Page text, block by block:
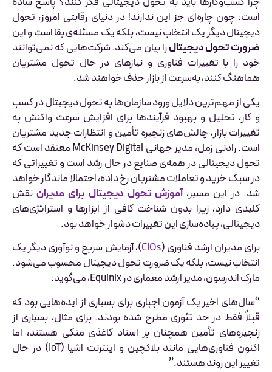
است: چون چاره‌ای جز این ندارند! در دنیای رقابتی امروز، تحول
دیجیتال دیگر یک انتخاب نیست، بلکه یک مسئله‌ی بقا است و این
ضرورت تحول دیجیتالرا بیان می‌کند. شرکت‌هایی که نمی‌توانند
خود را با تغییرات فناوری و نیازهای در حال تحول مشتریان
هماهنگ کنند، به‌سرعت از بازار حذف خواهند شد.
یکی از مهم‌ترین دلایل ورود سازمان‌ها به تحول دیجیتال در کسب
و کار، تحلیل و بهبود فرآیندها برای افزایش سرعت واکنش به
تغییرات بازار، چالش‌های زنجیره تأمین و انتظارات جدید مشتریان
است. رادنی زمل، مدیر جهانی McKinsey Digital معتقد است که
تحول دیجیتالی در همه‌ی صنایع در حال رشد است و تغییراتی که
در سبک خرید و تعاملات مشتریان رخ داده، احتمالا ماندگار خواهد
شد. در این مسیر،آموزش تحول دیجیتال برای مدیراننقش
کلیدی دارد، زیرا بدون شناخت کافی از ابزارها و استراتژی‌های
دیجیتالی، پیاده‌سازی این تغییرات دشوار خواهد بود.
برای مدیران ارشد فناوری (CIOs)، آزمایش سریع و نوآوری دیگر یک
انتخاب نیست، بلکه یک ضرورت تحول دیجیتال محسوب می‌شود.
مارک اندرسون، مدیر ارشد معماری در Equinix، می‌گوید:
“سال‌های اخیر یک آزمون اجباری برای بسیاری از ایده‌هایی بود که
قبلاً فقط در حد تئوری مطرح شده بودند. برای مثال، بسیاری از
زنجیره‌های تأمین همچنان بر اسناد کاغذی متکی هستند، اما
اکنون فناوری‌هایی مانند بلاکچین و اینترنت اشیا (IoT) در حال
تغییر این روند هستند.”